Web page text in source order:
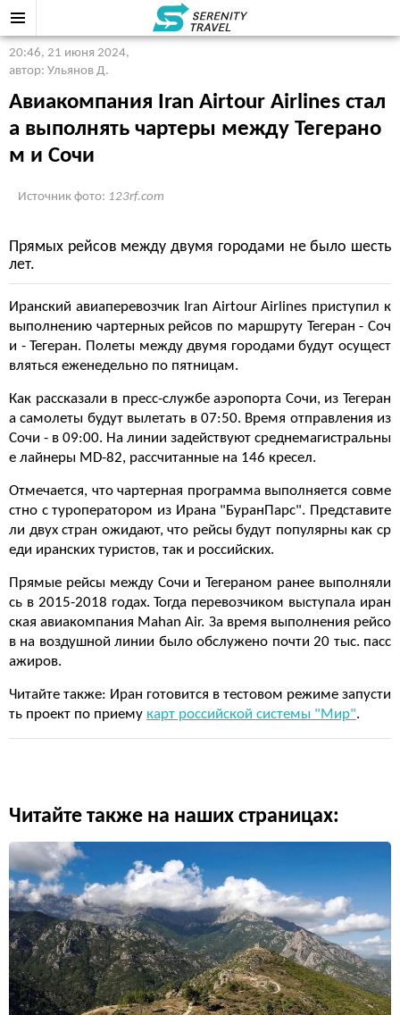
20:46, 21 июня 2024,
автор: Ульянов Д.
Авиакомпания Iran Airtour Airlines стал
а выполнять чартеры между Тегерано
м и Сочи
Источник фото: 123rf.com
Прямых рейсов между двумя городами не было шесть
лет.
Иранский авиаперевозчик Iran Airtour Airlines приступил к
выполнению чартерных рейсов по маршруту Тегеран - Соч
и - Тегеран. Полеты между двумя городами будут осущест
вляться еженедельно по пятницам.
Как рассказали в пресс-службе аэропорта Сочи, из Тегеран
а самолеты будут вылетать в 07:50. Время отправления из
Сочи - в 09:00. На линии задействуют среднемагистральны
е лайнеры MD-82, рассчитанные на 146 кресел.
Отмечается, что чартерная программа выполняется совме
стно с туроператором из Ирана "БуранПарс". Представите
ли двух стран ожидают, что рейсы будут популярны как ср
еди иранских туристов, так и российских.
Прямые рейсы между Сочи и Тегераном ранее выполняли
сь в 2015-2018 годах. Тогда перевозчиком выступала иран
ская авиакомпания Mahan Air. За время выполнения рейсо
в на воздушной линии было обслужено почти 20 тыс. пасс
ажиров.
Читайте также: Иран готовится в тестовом режиме запусти
ть проект по приему карт российской системы "Мир".
Читайте также на наших страницах: